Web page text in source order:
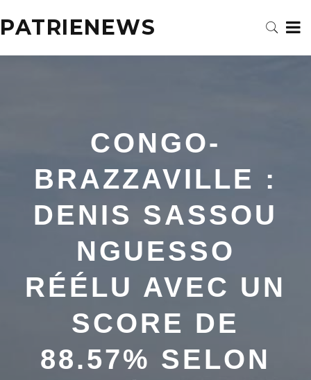
PATRIENEWS
CONGO-
BRAZZAVILLE :
DENIS SASSOU
NGUESSO
RÉÉLU AVEC UN
SCORE DE
88.57% SELON